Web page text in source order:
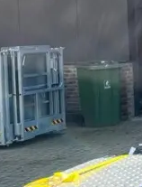
geleverd